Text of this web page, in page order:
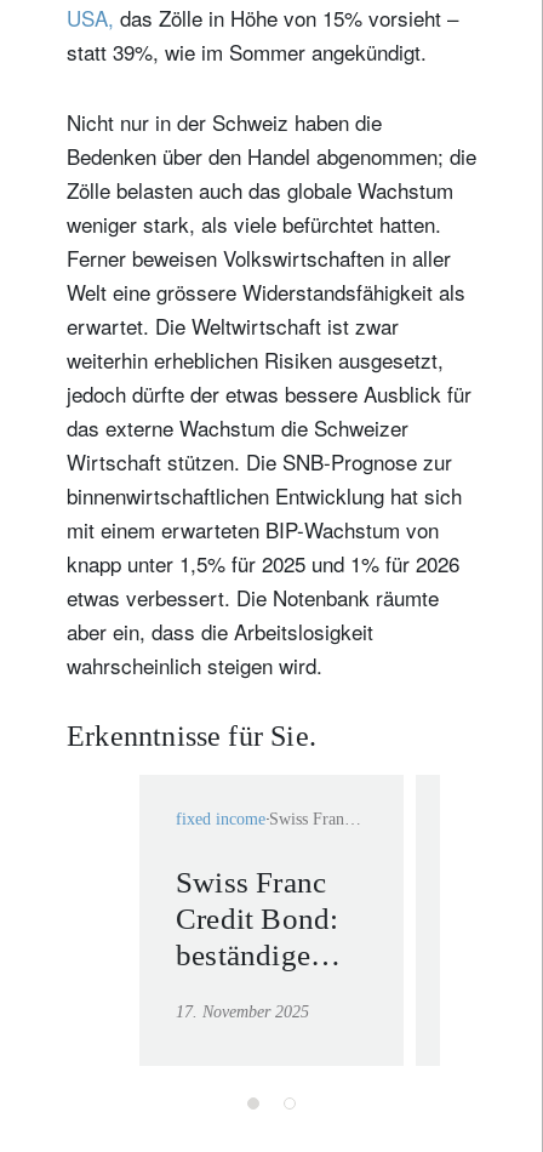
USA, das Zölle in Höhe von 15% vorsieht –
statt 39%, wie im Sommer angekündigt.
Nicht nur in der Schweiz haben die
Bedenken über den Handel abgenommen; die
Zölle belasten auch das globale Wachstum
weniger stark, als viele befürchtet hatten.
Ferner beweisen Volkswirtschaften in aller
Welt eine grössere Widerstandsfähigkeit als
erwartet. Die Weltwirtschaft ist zwar
weiterhin erheblichen Risiken ausgesetzt,
jedoch dürfte der etwas bessere Ausblick für
das externe Wachstum die Schweizer
Wirtschaft stützen. Die SNB-Prognose zur
binnenwirtschaftlichen Entwicklung hat sich
mit einem erwarteten BIP-Wachstum von
knapp unter 1,5% für 2025 und 1% für 2026
etwas verbessert. Die Notenbank räumte
aber ein, dass die Arbeitslosigkeit
wahrscheinlich steigen wird.
Erkenntnisse für Sie.
fixed income
Swiss Franc
Credit Bond:
beständige
17. November 2025